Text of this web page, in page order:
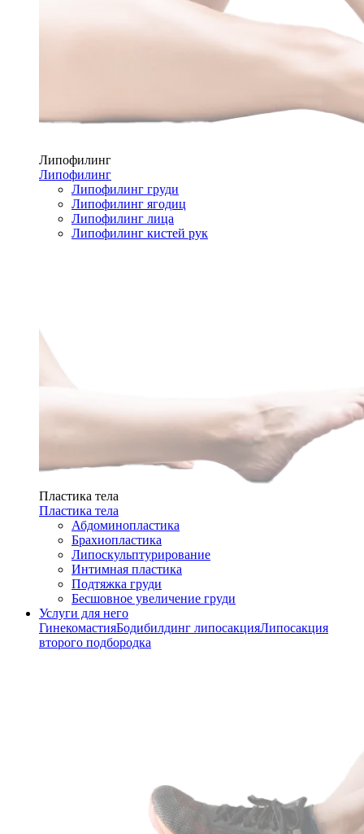
Липофилинг
Липофилинг
Липофилинг груди
Липофилинг ягодиц
Липофилинг лица
Липофилинг кистей рук
Пластика тела
Пластика тела
Абдоминопластика
Брахиопластика
Липоскульптурирование
Интимная пластика
Подтяжка груди
Бесшовное увеличение груди
Услуги для него
ГинекомастияБодибилдинг липосакцияЛипосакция
второго подбородка